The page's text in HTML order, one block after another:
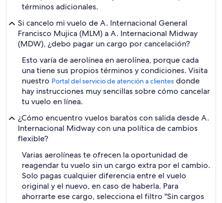
términos adicionales.
Si cancelo mi vuelo de A. Internacional General
Francisco Mujica (MLM) a A. Internacional Midway
(MDW), ¿debo pagar un cargo por cancelación?
Esto varía de aerolínea en aerolínea, porque cada
una tiene sus propios términos y condiciones. Visita
nuestro Portal del servicio de atención a clientes donde
hay instrucciones muy sencillas sobre cómo cancelar
tu vuelo en línea.
¿Cómo encuentro vuelos baratos con salida desde A.
Internacional Midway con una política de cambios
flexible?
Varias aerolíneas te ofrecen la oportunidad de
reagendar tu vuelo sin un cargo extra por el cambio.
Solo pagas cualquier diferencia entre el vuelo
original y el nuevo, en caso de haberla. Para
ahorrarte ese cargo, selecciona el filtro "Sin cargos